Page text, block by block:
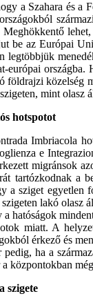
a Szahara és
be az Európai
európai
közelség
mint olasz
hotspotot
Imbriacola
e
migránsok
tartózkodnak a
a sziget
lakó olasz
miatt. A
érkező és
ha a
központokban
szigete